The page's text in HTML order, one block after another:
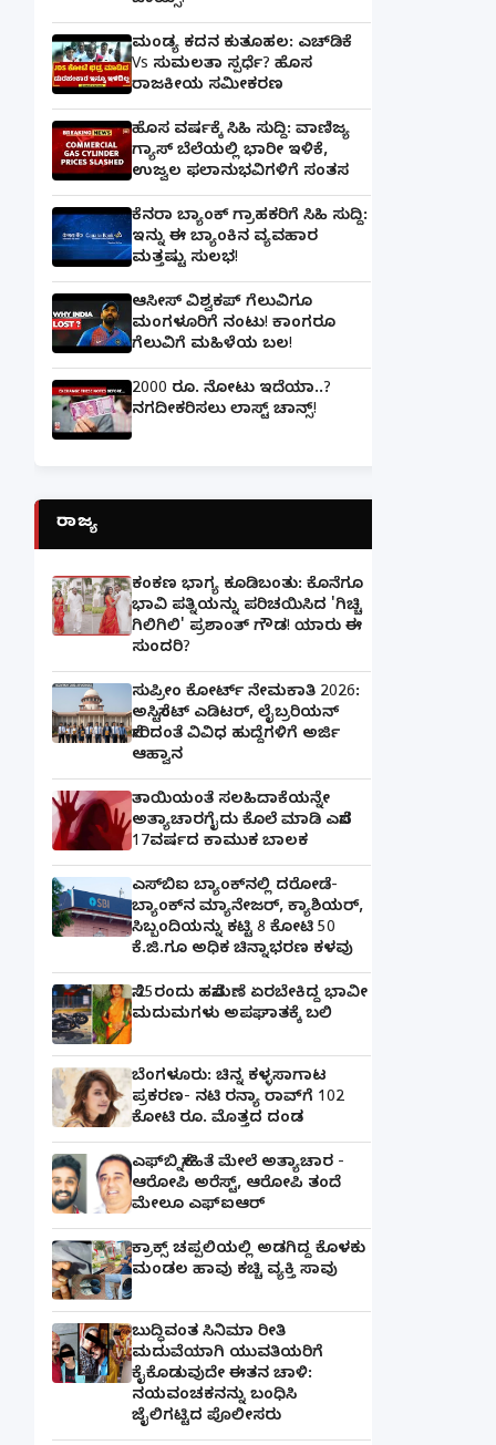
ಮಂಡ್ಯ ಕದನ ಕುತೂಹಲ: ಎಚ್‌ಡಿಕೆ
Vs ಸುಮಲತಾ ಸ್ಪರ್ಧೆ? ಹೊಸ
ರಾಜಕೀಯ ಸಮೀಕರಣ
ಹೊಸ ವರ್ಷಕ್ಕೆ ಸಿಹಿ ಸುದ್ದಿ: ವಾಣಿಜ್ಯ
ಗ್ಯಾಸ್‌ ಬೆಲೆಯಲ್ಲಿ ಭಾರೀ ಇಳಿಕೆ,
ಉಜ್ವಲ ಫಲಾನುಭವಿಗಳಿಗೆ ಸಂತಸ
ಕೆನರಾ ಬ್ಯಾಂಕ್‌ ಗ್ರಾಹಕರಿಗೆ ಸಿಹಿ ಸುದ್ದಿ:
ಇನ್ನು ಈ ಬ್ಯಾಂಕಿನ ವ್ಯವಹಾರ
ಮತ್ತಷ್ಟು ಸುಲಭ!
ಆಸೀಸ್ ವಿಶ್ವಕಪ್ ಗೆಲುವಿಗೂ
ಮಂಗಳೂರಿಗೆ ನಂಟು! ಕಾಂಗರೂ
ಗೆಲುವಿಗೆ ಮಹಿಳೆಯ ಬಲ!
2000 ರೂ. ನೋಟು ಇದೆಯಾ..?
ನಗದೀಕರಿಸಲು ಲಾಸ್ಟ್‌ ಚಾನ್ಸ್‌!
ರಾಜ್ಯ
ಕಂಕಣ ಭಾಗ್ಯ ಕೂಡಿಬಂತು: ಕೊನೆಗೂ
ಭಾವಿ ಪತ್ನಿಯನ್ನು ಪರಿಚಯಿಸಿದ 'ಗಿಚ್ಚಿ
ಗಿಲಿಗಿಲಿ' ಪ್ರಶಾಂತ್ ಗೌಡ! ಯಾರು ಈ
ಸುಂದರಿ?
ಸುಪ್ರೀಂ ಕೋರ್ಟ್ ನೇಮಕಾತಿ 2026:
ಅಸಿಸ್ಟೆಂಟ್ ಎಡಿಟರ್, ಲೈಬ್ರರಿಯನ್
ಸೇರಿದಂತೆ ವಿವಿಧ ಹುದ್ದೆಗಳಿಗೆ ಅರ್ಜಿ
ಆಹ್ವಾನ
ತಾಯಿಯಂತೆ ಸಲಹಿದಾಕೆಯನ್ನೇ
ಅತ್ಯಾಚಾರಗೈದು ಕೊಲೆ ಮಾಡಿ ಎಸೆದ
17ವರ್ಷದ ಕಾಮುಕ ಬಾಲಕ
ಎಸ್‌ಬಿಐ ಬ್ಯಾಂಕ್‌ನಲ್ಲಿ‌ ದರೋಡೆ-
ಬ್ಯಾಂಕ್​ನ ಮ್ಯಾನೇಜರ್‌, ಕ್ಯಾಶಿಯರ್‌,
ಸಿಬ್ಬಂದಿಯನ್ನು ಕಟ್ಟಿ 8 ಕೋಟಿ 50
ಕೆ.ಜಿ.ಗೂ ಅಧಿಕ ಚಿನ್ನಾಭರಣ ಕಳವು
ಸೆ.25ರಂದು ಹಸೆಮಣೆ ಏರಬೇಕಿದ್ದ ಭಾವೀ
ಮದುಮಗಳು ಅಪಘಾತಕ್ಕೆ ಬಲಿ
ಬೆಂಗಳೂರು: ಚಿನ್ನ ಕಳ್ಳಸಾಗಾಟ
ಪ್ರಕರಣ- ನಟಿ ರನ್ಯಾ ರಾವ್‌ಗೆ 102
ಕೋಟಿ ರೂ. ಮೊತ್ತದ ದಂಡ
ಎಫ್‌ಬಿ ಸ್ನೇಹಿತೆ ಮೇಲೆ ಅತ್ಯಾಚಾರ -
ಆರೋಪಿ ಅರೆಸ್ಟ್, ಆರೋಪಿ ತಂದೆ
ಮೇಲೂ ಎಫ್ಐಆರ್
ಕ್ರಾಕ್ಸ್ ಚಪ್ಪಲಿಯಲ್ಲಿ ಅಡಗಿದ್ದ ಕೊಳಕು
ಮಂಡಲ ಹಾವು ಕಚ್ಚಿ ವ್ಯಕ್ತಿ ಸಾವು
ಬುದ್ಧಿವಂತ ಸಿನಿಮಾ ರೀತಿ
ಮದುವೆಯಾಗಿ ಯುವತಿಯರಿಗೆ
ಕೈಕೊಡುವುದೇ ಈತನ ಚಾಳಿ:
ನಯವಂಚಕನನ್ನು ಬಂಧಿಸಿ
ಜೈಲಿಗಟ್ಟಿದ ಪೊಲೀಸರು